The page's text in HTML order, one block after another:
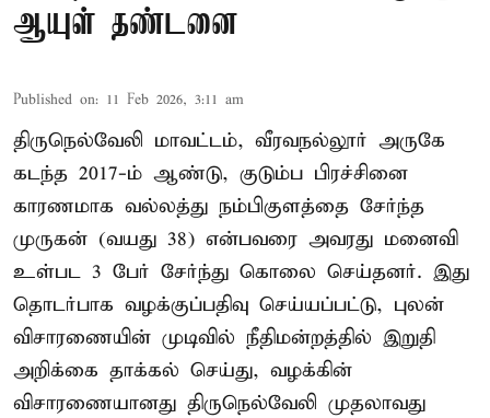
ஆயுள் தண்டனை
Published on: 11 Feb 2026, 3:11 am
திருநெல்வேலி மாவட்டம், வீரவநல்லூர் அருகே
கடந்த 2017-ம் ஆண்டு, குடும்ப பிரச்சினை
காரணமாக வல்லத்து நம்பிகுளத்தை சேர்ந்த
முருகன் (வயது 38) என்பவரை அவரது மனைவி
உள்பட 3 பேர் சேர்ந்து கொலை செய்தனர். இது
தொடர்பாக வழக்குப்பதிவு செய்யப்பட்டு, புலன்
விசாரணையின் முடிவில் நீதிமன்றத்தில் இறுதி
அறிக்கை தாக்கல் செய்து, வழக்கின்
விசாரணையானது திருநெல்வேலி முதலாவது